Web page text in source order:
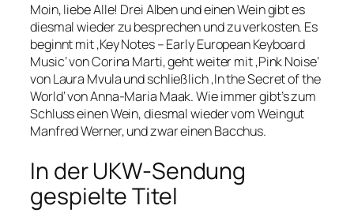
Moin, liebe Alle! Drei Alben und einen Wein gibt es
diesmal wieder zu besprechen und zu verkosten. Es
beginnt mit ‚Key Notes – Early European Keyboard
Music‘ von Corina Marti, geht weiter mit ‚Pink Noise‘
von Laura Mvula und schließlich ‚In the Secret of the
World‘ von Anna-Maria Maak. Wie immer gibt’s zum
Schluss einen Wein, diesmal wieder vom Weingut
Manfred Werner, und zwar einen Bacchus.
In der UKW-Sendung
gespielte Titel